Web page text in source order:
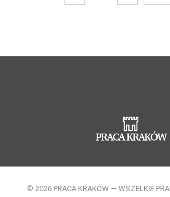
© 2026 PRACA KRAKÓW — WSZELKIE